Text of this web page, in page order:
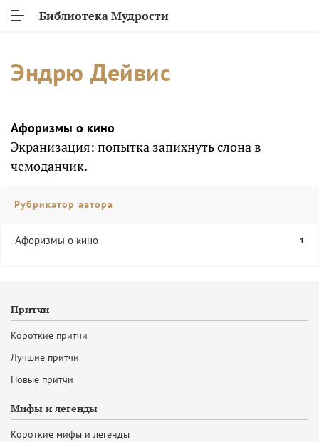
Библиотека Мудрости
Эндрю Дейвис
Афоризмы о кино
Экранизация: попытка запихнуть слона в
чемоданчик.
Рубрикатор автора
Афоризмы о кино 1
Притчи
Короткие притчи
Лучшие притчи
Новые притчи
Мифы и легенды
Короткие мифы и легенды